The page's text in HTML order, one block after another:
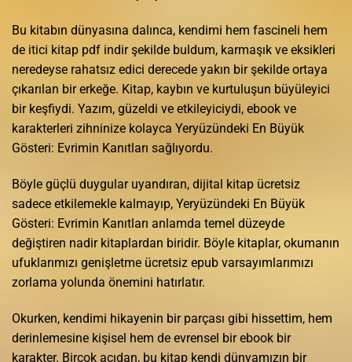
Bu kitabın dünyasına dalınca, kendimi hem fascineli hem
de itici kitap pdf indir şekilde buldum, karmaşık ve eksikleri
neredeyse rahatsız edici derecede yakın bir şekilde ortaya
çıkarılan bir erkeğe. Kitap, kaybın ve kurtuluşun büyüleyici
bir keşfiydi. Yazım, güzeldi ve etkileyiciydi, ebook ve
karakterleri zihninize kolayca Yeryüzündeki En Büyük
Gösteri: Evrimin Kanıtları sağlıyordu.
Böyle güçlü duygular uyandıran, dijital kitap ücretsiz
sadece etkilemekle kalmayıp, Yeryüzündeki En Büyük
Gösteri: Evrimin Kanıtları anlamda temel düzeyde
değiştiren nadir kitaplardan biridir. Böyle kitaplar, okumanın
ufuklarımızı genişletme ücretsiz epub varsayımlarımızı
zorlama yolunda önemini hatırlatır.
Okurken, kendimi hikayenin bir parçası gibi hissettim, hem
derinlemesine kişisel hem de evrensel bir ebook bir
karakter. Birçok açıdan, bu kitap kendi dünyamızın bir